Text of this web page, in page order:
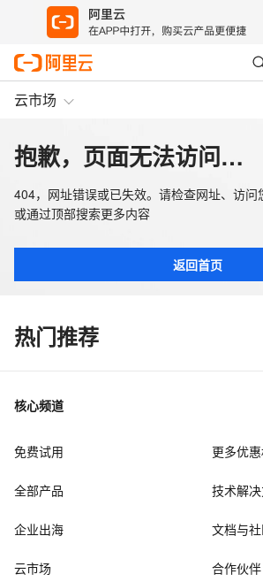
云市场
抱歉，页面无法访问…
404，网址错误或已失效。请检查网址、访问
或通过顶部搜索更多内容
返回首页
热门推荐
核心频道
免费试用 更多优
全部产品 技术解
企业出海 文档与
云市场 合作伙伴